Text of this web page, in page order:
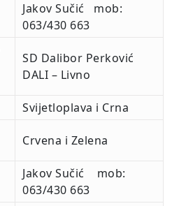
Jakov Sučić mob:
063/430 663
SD Dalibor Perković
DALI – Livno
Svijetloplava i Crna
Crvena i Zelena
Jakov Sučić mob:
063/430 663